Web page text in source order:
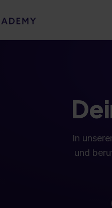
In
und